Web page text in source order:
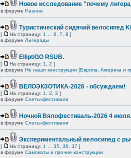
Новое исследование "почему
в форуме Разное
Туристический сидячий велосипед
[ На страницу: 1 6 7 8 ]
в форуме Лигерады
ElliptiGO RSUB.
[ На страницу: 1 2 ]
в форуме Не наши конструкции (Европа, Америка и
ВЕЛОЭКЗОТИКА-2026 - обсуждаем!
[ На страницу: 1 2 3 ]
в форуме Слеты-фестивали
Ночной Вялофестиваль-2026 4 июля.
в форуме Слеты-фестивали
Экспериментальный велосипед с
[ На страницу: 1 35 36 37 ]
в форуме Самокаты и прочие конструкции